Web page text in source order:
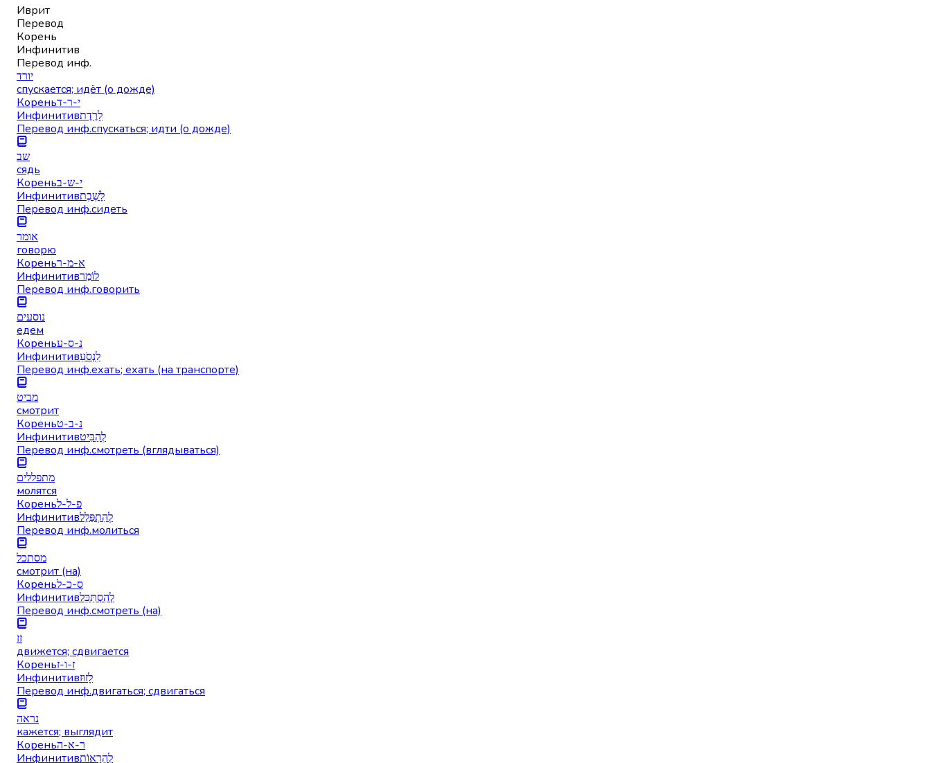
Иврит
Перевод
Корень
Инфинитив
Перевод инф.
יורד
спускается; идёт (о дожде)
Кореньי-ר-ד
Инфинитивלָרֶדֶת
Перевод инф.спускаться; идти (о дожде)
שב
сядь
Кореньי-ש-ב
Инфинитивלָשֶׁבֶת
Перевод инф.сидеть
אומר
говорю
Кореньא-מ-ר
Инфинитивלוֹמַר
Перевод инф.говорить
נוסעים
едем
Кореньנ-ס-ע
Инфинитивלִנְסֹעַ
Перевод инф.ехать; ехать (на транспорте)
מביט
смотрит
Кореньנ-ב-ט
Инфинитивלְהַבִּיט
Перевод инф.смотреть (вглядываться)
מתפללים
молятся
Кореньפ-ל-ל
Инфинитивלְהִתְפַּלֵּל
Перевод инф.молиться
מסתכל
смотрит (на)
Кореньס-כ-ל
Инфинитивלְהִסְתַּכֵּל
Перевод инф.смотреть (на)
זז
движется; сдвигается
Кореньז-ו-ז
Инфинитивלָזוּז
Перевод инф.двигаться; сдвигаться
נראה
кажется; выглядит
Кореньר-א-ה
Инфинитивלְהֵרָאוֹת